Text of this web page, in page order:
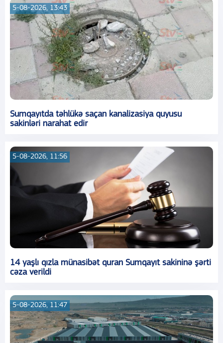
5-08-2026, 13:43
Sumqayıtda təhlükə saçan kanalizasiya quyusu
sakinləri narahat edir
5-08-2026, 11:56
14 yaşlı qızla münasibət quran Sumqayıt sakininə şərti
cəza verildi
5-08-2026, 11:47